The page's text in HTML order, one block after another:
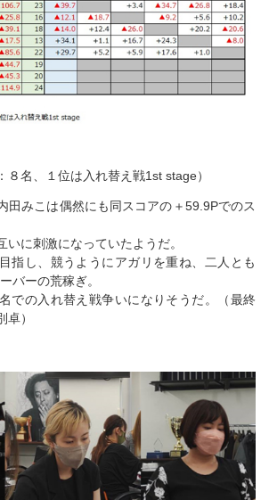
名、１位は入れ替え戦1st stage）
田みこは偶然にも同スコアの＋59.9Pでのス
いに刺激になっていたようだ。
指し、競うようにアガリを重ね、二人とも
バーの荒稼ぎ。
での入れ替え戦争いになりそうだ。（最終
卓）